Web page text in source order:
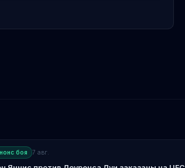
боя 7 авг.